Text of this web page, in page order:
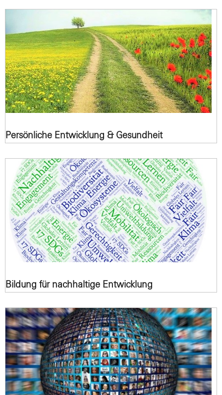
Persönliche Entwicklung & Gesundheit
Bildung für nachhaltige Entwicklung